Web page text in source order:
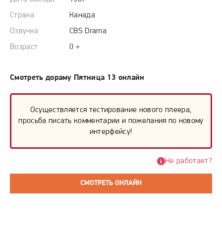
троице приходится забыть о гуманизме.
Страна
Канада
Озвучка
CBS Drama
Возраст
0 +
Смотреть дораму Пятница 13 онлайн
Осуществляется тестирование нового плеера,
просьба писать комментарии и пожелания по новому
интерфейсу!
СМОТРЕТЬ ОНЛАЙН
Не работает?